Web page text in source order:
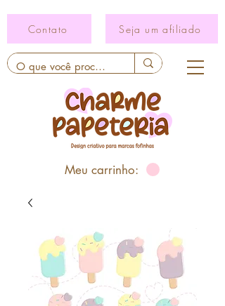
Contato Seja um afiliado
Meu carrinho: